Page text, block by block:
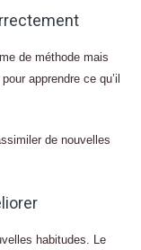
de méthode mais
apprendre ce qu’il
de nouvelles
habitudes. Le